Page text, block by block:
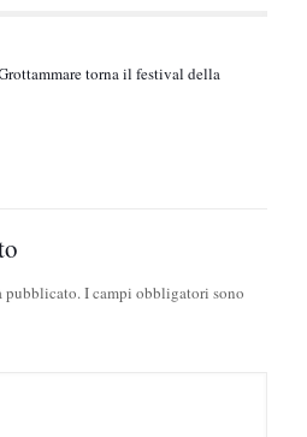
torna il festival della
pubblicato.I campi obbligatori sono